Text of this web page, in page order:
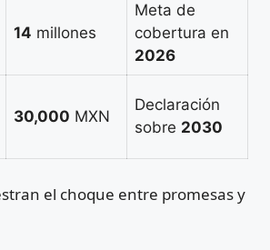
14 millones
Meta de
cobertura en
2026
30,000 MXN
Declaración
sobre 2030
el choque entre promesas y